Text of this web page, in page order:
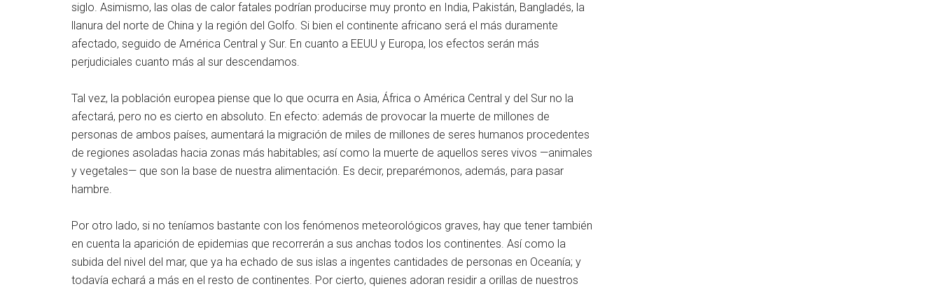
siglo. Asimismo, las olas de calor fatales podrían producirse muy pronto en India, Pakistán, Bangladés, la
llanura del norte de China y la región del Golfo. Si bien el continente africano será el más duramente
afectado, seguido de América Central y Sur. En cuanto a EEUU y Europa, los efectos serán más
perjudiciales cuanto más al sur descendamos.
Tal vez, la población europea piense que lo que ocurra en Asia, África o América Central y del Sur no la
afectará, pero no es cierto en absoluto. En efecto: además de provocar la muerte de millones de
personas de ambos países, aumentará la migración de miles de millones de seres humanos procedentes
de regiones asoladas hacia zonas más habitables; así como la muerte de aquellos seres vivos —animales
y vegetales— que son la base de nuestra alimentación. Es decir, preparémonos, además, para pasar
hambre.
Por otro lado, si no teníamos bastante con los fenómenos meteorológicos graves, hay que tener también
en cuenta la aparición de epidemias que recorrerán a sus anchas todos los continentes. Así como la
subida del nivel del mar, que ya ha echado de sus islas a ingentes cantidades de personas en Oceanía; y
todavía echará a más en el resto de continentes. Por cierto, quienes adoran residir a orillas de nuestros